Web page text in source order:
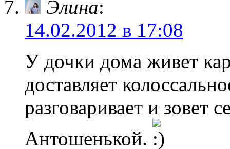
Элина:
14.02.2012 в 17:08
У дочки дома живет
доставляет
разговаривает и зовет
Антошенькой.